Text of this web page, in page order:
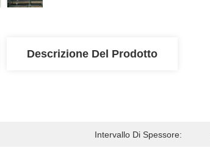
Descrizione Del Prodotto
Intervallo Di Spessore: